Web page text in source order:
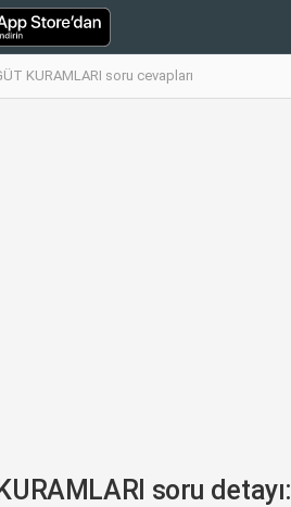
KURAMLARI soru cevapları
soru detayı: